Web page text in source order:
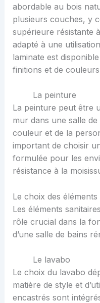
abordable au bois
plusieurs couches, y
supérieure résistante
adapté à une
laminate est
finitions et de
La peinture
La peinture peut être
mur dans une salle
couleur et de la
important de choisir
formulée pour les
résistance à la
Le choix des
Les éléments
rôle crucial dans la
d’une salle de bains
Le lavabo
Le choix du lavabo
matière de style et
encastrés sont